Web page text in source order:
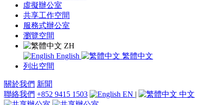
虛擬辦公室
共享工作空間
服務式辦公室
瀏覽空間
ZH
English
繁體中文
列出空間
關於我們 新聞
聯絡我們 +852 9415 1503 EN | 中文